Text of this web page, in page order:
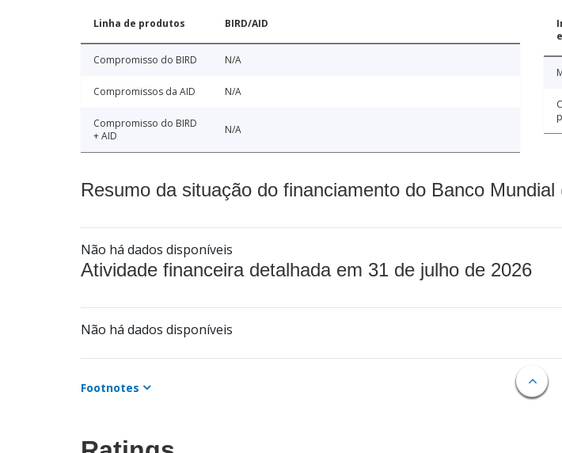
Linha de produtos BIRD/AID
Compromisso do BIRD N/A
Compromissos da AID N/A
Compromisso do BIRD
+ AID
N/A
Resumo da situação do financiamento do Banco
Não há dados disponíveis
Atividade financeira detalhada em 31 de julho de 2026
Não há dados disponíveis
Footnotes